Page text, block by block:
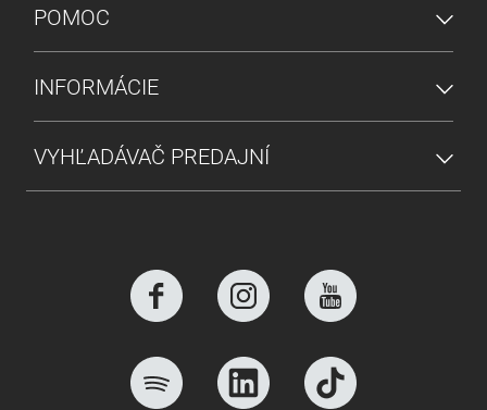
POMOC
INFORMÁCIE
VYHĽADÁVAČ PREDAJNÍ